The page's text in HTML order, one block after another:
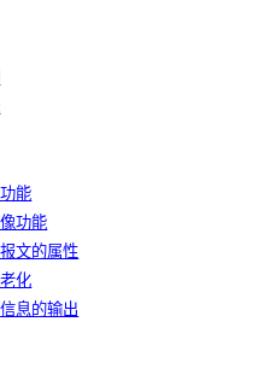
能
功能
文的属性
化
息的输出